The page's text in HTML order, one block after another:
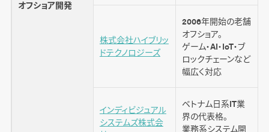
オフショア開発
株式会社ハイブリッ
ドテクノロジーズ
2006年開始の老舗
オフショア。
ゲーム・AI・IoT・ブ
ロックチェーンなど
幅広く対応
インディビジュアル
システムズ株式会
ベトナム日系IT業
界の代表格。
業務系システム開